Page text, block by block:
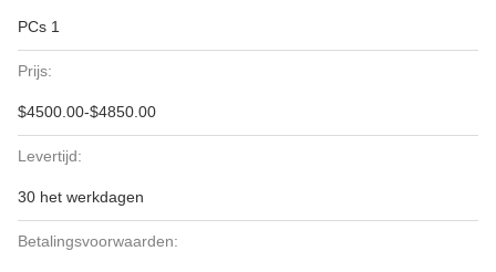
PCs 1
Prijs:
$4500.00-$4850.00
Levertijd:
30 het werkdagen
Betalingsvoorwaarden: